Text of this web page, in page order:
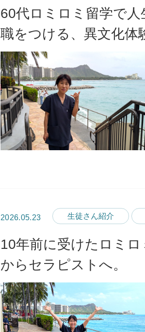
60代ロミロミ留学で
職をつける、異文化体
2026.05.23 生徒さん紹介
10年前に受けたロミ
からセラピストへ。